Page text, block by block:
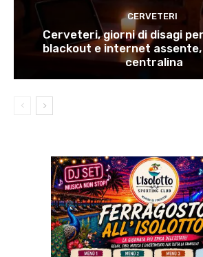
CERVETERI
Cerveteri, giorni di disagi
blackout e internet
centralina